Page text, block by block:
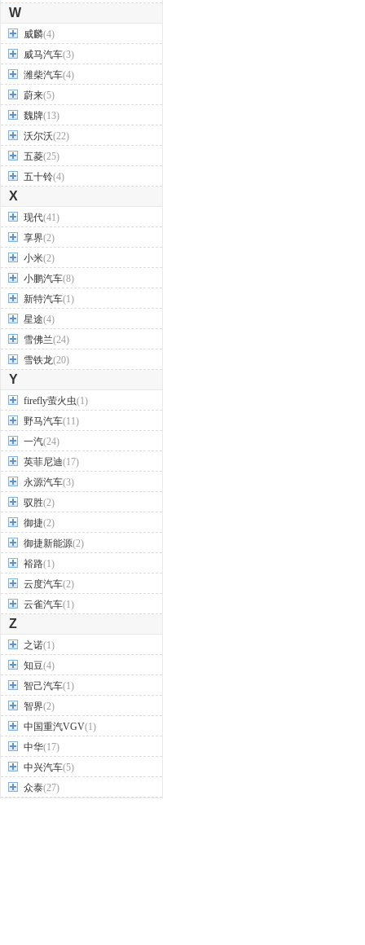
W
威麟(4)
威马汽车(3)
潍柴汽车(4)
蔚来(5)
魏牌(13)
沃尔沃(22)
五菱(25)
五十铃(4)
X
现代(41)
享界(2)
小米(2)
小鹏汽车(8)
新特汽车(1)
星途(4)
雪佛兰(24)
雪铁龙(20)
Y
firefly萤火虫(1)
野马汽车(11)
一汽(24)
英菲尼迪(17)
永源汽车(3)
驭胜(2)
御捷(2)
御捷新能源(2)
裕路(1)
云度汽车(2)
云雀汽车(1)
Z
之诺(1)
知豆(4)
智己汽车(1)
智界(2)
中国重汽VGV(1)
中华(17)
中兴汽车(5)
众泰(27)